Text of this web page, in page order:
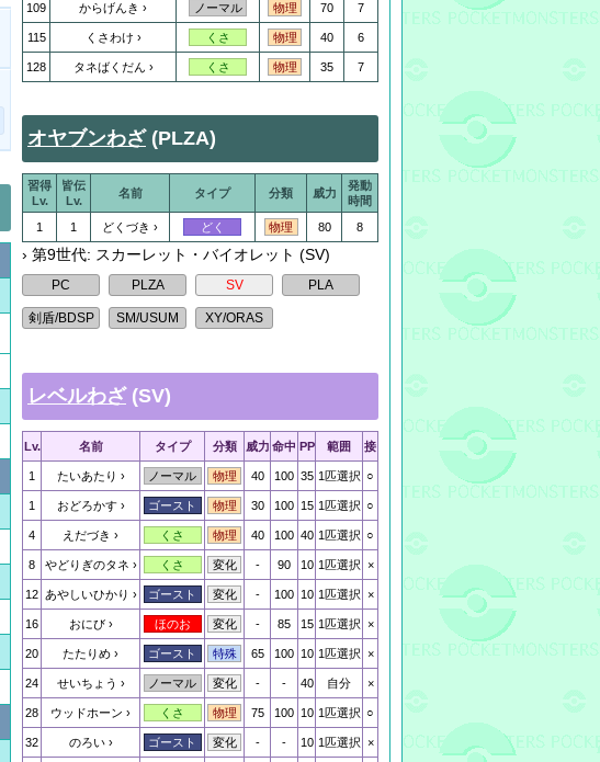
109 からげんき ノーマル 物理 70 7
115 くさわけ くさ 物理 40 6
128 タネばくだん くさ 物理 35 7
オヤブンわざ(PLZA)
習得
Lv.
皆伝
Lv.
名前 タイプ 分類 威力
発動
時間
1
1 どくづき どく 物理 80 8
› 第9世代: スカーレット・バイオレット (SV)
レベルわざ(SV)
Lv. 名前 タイプ 分類 威力 命中 PP 範囲 接
1 たいあたり ノーマル 物理 40 100 35 1匹選択 ○
1 おどろかす ゴースト 物理 30 100 15 1匹選択 ○
4 えだづき くさ 物理 40 100 40 1匹選択 ○
8 やどりぎのタネ くさ 変化 - 90 10 1匹選択 ×
12 あやしいひかり ゴースト 変化 - 100 10 1匹選択 ×
16 おにび ほのお 変化 - 85 15 1匹選択 ×
20 たたりめ ゴースト 特殊 65 100 10 1匹選択 ×
24 せいちょう ノーマル 変化 - - 40 自分 ×
28 ウッドホーン くさ 物理 75 100 10 1匹選択 ○
32 のろい ゴースト 変化 - - 10 1匹選択 ×